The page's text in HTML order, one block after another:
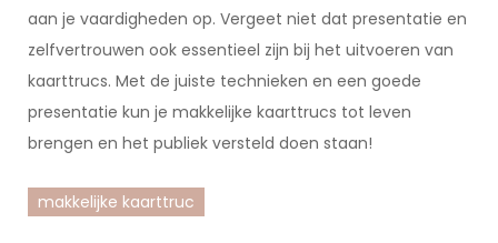
aan je vaardigheden op. Vergeet niet dat presentatie en
zelfvertrouwen ook essentieel zijn bij het uitvoeren van
kaarttrucs. Met de juiste technieken en een goede
presentatie kun je makkelijke kaarttrucs tot leven
brengen en het publiek versteld doen staan!
makkelijke kaarttruc